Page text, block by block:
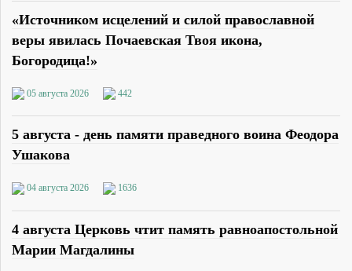
«Источником исцелений и силой православной
веры явилась Почаевская Твоя икона,
Богородица!»
05 августа 2026 442
5 августа - день памяти праведного воина Феодора
Ушакова
04 августа 2026 1636
4 августа Церковь чтит память равноапостольной
Марии Магдалины